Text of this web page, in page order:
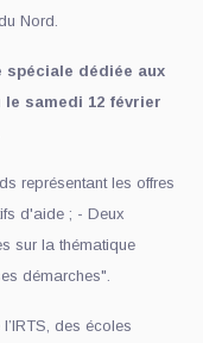
Nord.
spéciale dédiée aux
samedi 12 février
représentant les offres
d'aide ; - Deux
sur la thématique
démarches".
des écoles